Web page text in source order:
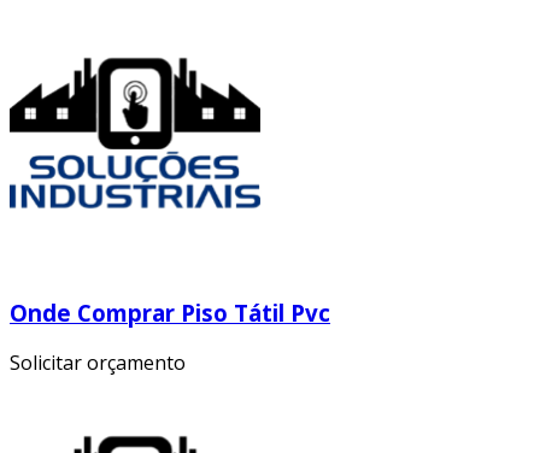
Onde Comprar Piso Tátil Pvc
Solicitar orçamento